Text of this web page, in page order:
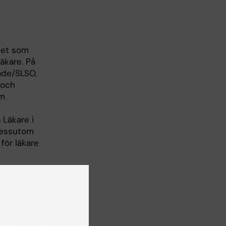
som
På
SLSO,
i
läkare